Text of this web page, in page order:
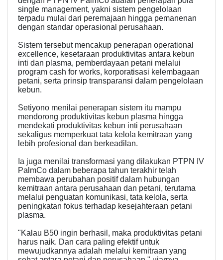
single management, yakni sistem pengelolaan
terpadu mulai dari peremajaan hingga pemanenan
dengan standar operasional perusahaan.
Sistem tersebut mencakup penerapan operational
excellence, kesetaraan produktivitas antara kebun
inti dan plasma, pemberdayaan petani melalui
program cash for works, korporatisasi kelembagaan
petani, serta prinsip transparansi dalam pengelolaan
kebun.
Setiyono menilai penerapan sistem itu mampu
mendorong produktivitas kebun plasma hingga
mendekati produktivitas kebun inti perusahaan
sekaligus memperkuat tata kelola kemitraan yang
lebih profesional dan berkeadilan.
Ia juga menilai transformasi yang dilakukan PTPN IV
PalmCo dalam beberapa tahun terakhir telah
membawa perubahan positif dalam hubungan
kemitraan antara perusahaan dan petani, terutama
melalui penguatan komunikasi, tata kelola, serta
peningkatan fokus terhadap kesejahteraan petani
plasma.
"Kalau B50 ingin berhasil, maka produktivitas petani
harus naik. Dan cara paling efektif untuk
mewujudkannya adalah melalui kemitraan yang